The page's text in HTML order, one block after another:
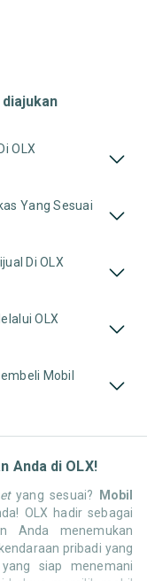
OLX
Yang Sesuai
Di OLX
OLX
Mobil
Anda di OLX!
yang sesuai? Mobil
OLX hadir sebagai
Anda menemukan
pribadi yang
siap menemani